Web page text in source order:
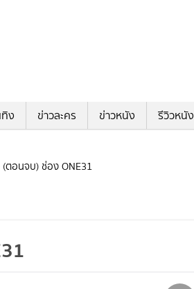
ง ข่าวละคร ข่าวหนัง รีวิวหนัง
ตอนจบ) ช่อง ONE31